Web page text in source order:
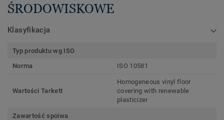
ŚRODOWISKOWE
Klasyfikacja
Typ produktu wg ISO
Norma
ISO 10581
Wartości Tarkett
Homogeneous vinyl floor
covering with renewable
plasticizer
Zawartość spoiwa